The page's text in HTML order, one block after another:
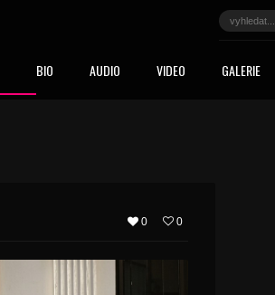
BIO AUDIO VIDEO GALERIE
0 0